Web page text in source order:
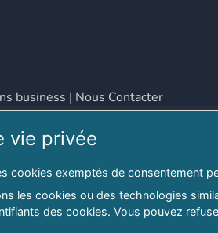
business | Nous Contacter
Email
contact@lespagesmaghreb.com
vie privée
cookies exemptés de consentement
les cookies ou des technologies
des cookies. Vous pouvez